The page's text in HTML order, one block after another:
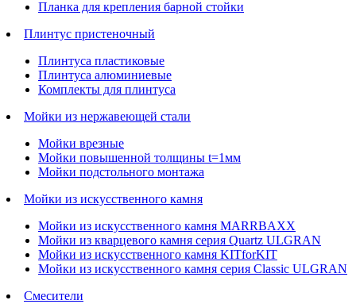
Планка для крепления барной стойки
Плинтус пристеночный
Плинтуса пластиковые
Плинтуса алюминиевые
Комплекты для плинтуса
Мойки из нержавеющей стали
Мойки врезные
Мойки повышенной толщины t=1мм
Мойки подстольного монтажа
Мойки из искусственного камня
Мойки из искусственного камня MARRBAXX
Мойки из кварцевого камня серия Quartz ULGRAN
Мойки из искусственного камня KITforKIT
Мойки из искусственного камня серия Classic ULGRAN
Смесители